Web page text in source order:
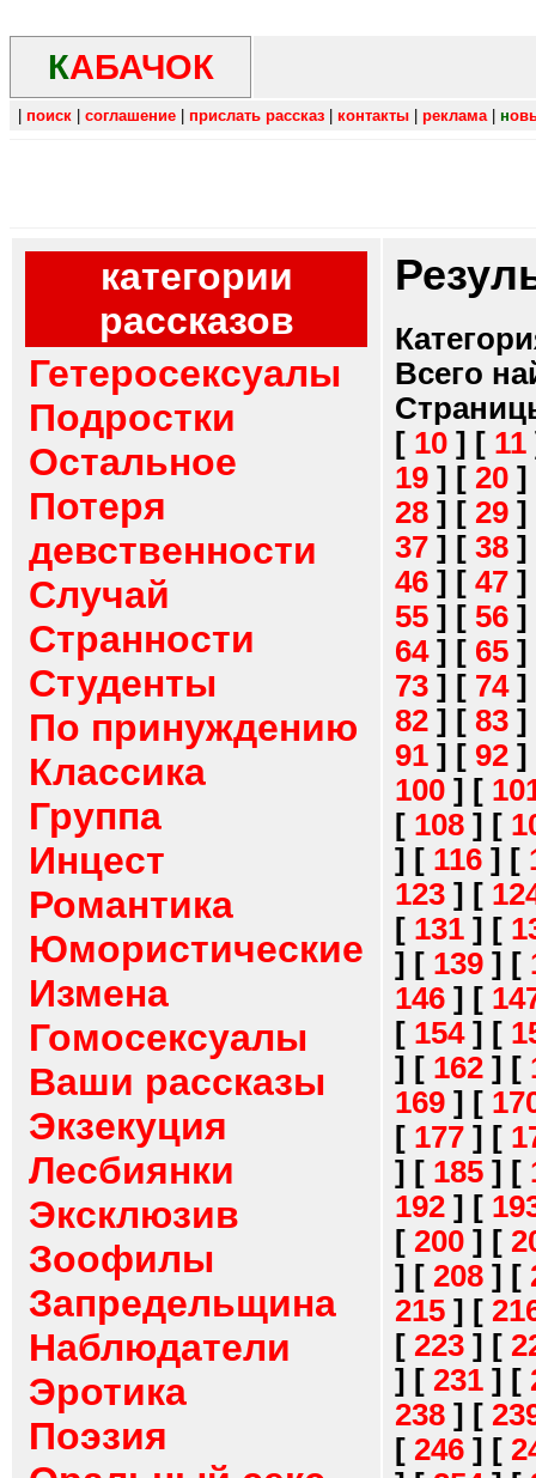
КАБАЧОК
поиск соглашение прислать рассказ контакты реклама| н
категории
рассказов
Гетеросексуалы
Подростки
Остальное
Потеря
девственности
Случай
Странности
Студенты
По принуждению
Классика
Группа
Инцест
Романтика
Юмористические
Измена
Гомосексуалы
Ваши рассказы
Экзекуция
Лесбиянки
Эксклюзив
Зоофилы
Запредельщина
Наблюдатели
Эротика
Поэзия
Всего
[ 10 ] [ 11
19 ] [ 20 ]
28 ] [ 29 ]
37 ] [ 38 ]
46 ] [ 47 ]
55 ] [ 56 ]
64] [ 65 ]
73 ] [ 74]
82 ] [ 83 ]
91 ] [ 92 ]
100 ] [
[ 108 ] [
] [ 116 ] [
123 ] [
[ 131 ] [
] [ 139 ] [
146 ] [
[ 154] [
] [ 162 ] [
169 ] [
[ 177 ] [
] [ 185 ] [
192 ] [
[ 200 ] [
] [ 208 ] [
215 ] [
[ 223 ] [
] [ 231 ] [
238 ] [
[ 246 ] [